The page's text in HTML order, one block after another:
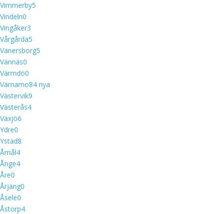
Vimmerby5
Vindeln0
Vingåker3
Vårgårda5
Vänersborg5
Vännäs0
Värmdö0
Värnamo84 nya
Västervik9
Västerås4
Växjö6
Ydre0
Ystad8
Åmål4
Ånge4
Åre0
Årjäng0
Åsele0
Åstorp4